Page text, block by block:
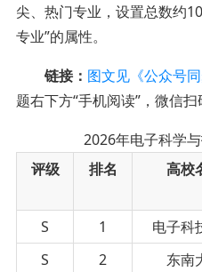
尖、热门专业，设置总数约
专业”的属性。
链接： 图文见《公众号同
题右下方“手机阅读”，微信
2026年电子科学
评级
排名 高校
S
1 电子科
S
2 东南